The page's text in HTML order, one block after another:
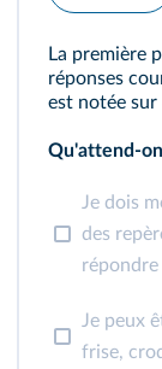
La première
réponses
est notée sur
Qu'attend-
Je dois
des
Je peux
frise,